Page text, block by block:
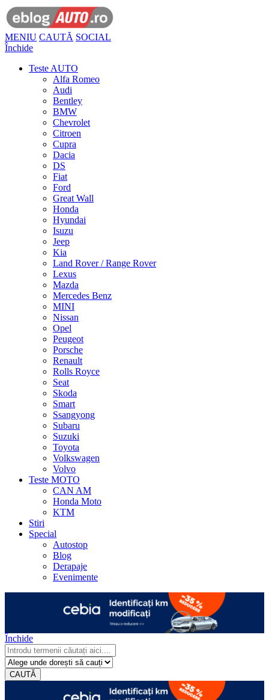
MENIU CAUTĂ SOCIAL
Închide
Teste AUTO
Alfa Romeo
Audi
Bentley
BMW
Chevrolet
Citroen
Cupra
Dacia
DS
Fiat
Ford
Great Wall
Honda
Hyundai
Isuzu
Jeep
Kia
Land Rover / Range Rover
Lexus
Mazda
Mercedes Benz
MINI
Nissan
Opel
Peugeot
Porsche
Renault
Rolls Royce
Seat
Skoda
Smart
Ssangyong
Subaru
Suzuki
Toyota
Volkswagen
Volvo
Teste MOTO
CAN AM
Honda Moto
KTM
Stiri
Special
Autostop
Blog
Derapaje
Evenimente
Închide
CAUTĂ